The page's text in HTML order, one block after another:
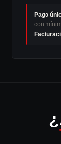
Pago
con